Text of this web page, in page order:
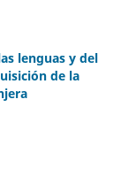
lenguas y del
de la